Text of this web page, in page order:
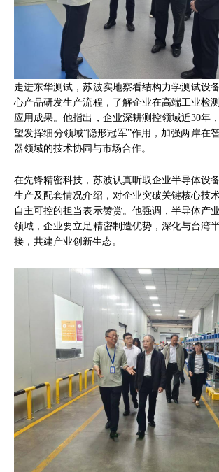
走进东华测试，苏波实地察看结构力学测试设
心产品研发生产流程，了解企业在高端工业检
应用成果。他指出，企业深耕测控领域近30年
望发挥细分领域“隐形冠军”作用，加强两岸在
器领域的技术协同与市场合作。
在先锋精密科技，苏波认真听取企业半导体设
生产及配套情况介绍，对企业突破关键核心技
自主可控的担当表示赞赏。他强调，半导体产
领域，企业要立足精密制造优势，深化与台湾
接，共建产业创新生态。